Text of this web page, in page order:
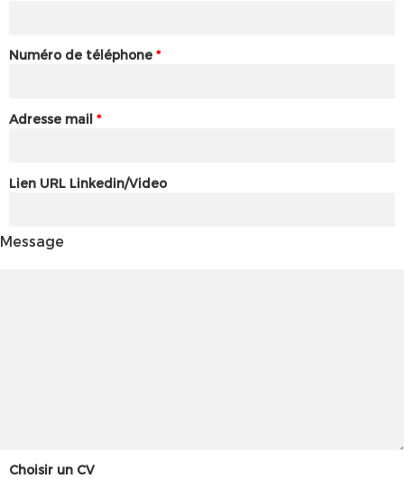
Numéro de téléphone *
Adresse mail *
Lien URL Linkedin/Video
Message
Choisir un CV